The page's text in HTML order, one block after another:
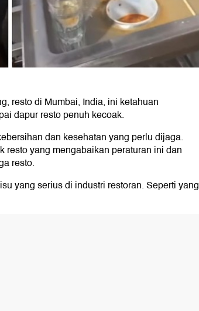
resto di Mumbai, India, ini ketahuan
dapur resto penuh kecoak.
dan kesehatan yang perlu dijaga.
yang mengabaikan peraturan ini dan
resto.
yang serius di industri restoran. Seperti yang